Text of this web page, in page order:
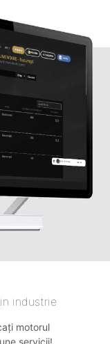
industrie
motorul
servicii!